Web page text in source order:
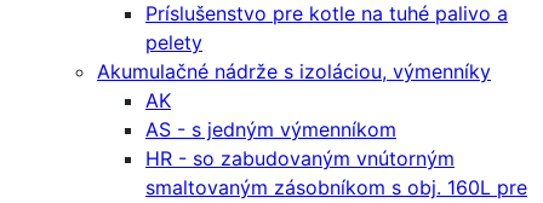
Príslušenstvo pre kotle na tuhé palivo a
pelety
Akumulačné nádrže s izoláciou, výmenníky
AK
AS - s jedným výmenníkom
HR - so zabudovaným vnútorným
smaltovaným zásobníkom s obj. 160L pre